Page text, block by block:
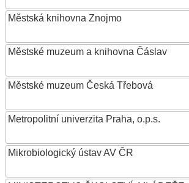
Městská knihovna Znojmo
Městské muzeum a knihovna Čáslav
Městské muzeum Česká Třebová
Metropolitní univerzita Praha, o.p.s.
Mikrobiologický ústav AV ČR